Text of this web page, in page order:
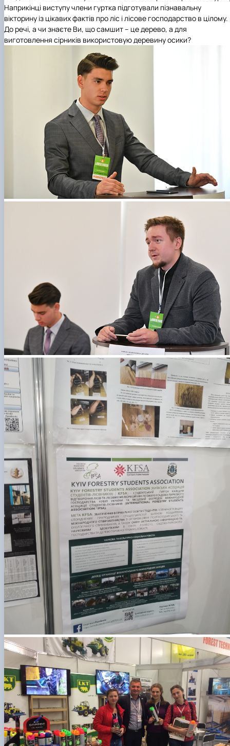
Наприкінці виступу члени гуртка підготували пізнавальну
вікторину із цікавих фактів про ліс і лісове господарство в цілому.
До речі, а чи знаєте Ви, що самшит – це дерево, а для
виготовлення сірників використовую деревину осики?